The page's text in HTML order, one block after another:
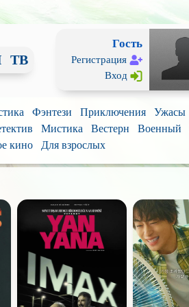
ТВ
Гость
Регистрация
Вход
Фэнтези Приключения Ужасы
Мистика Вестерн Военный
кино Для взрослых